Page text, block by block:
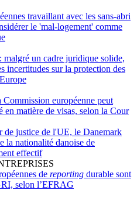
travaillant avec les sans-abri
le 'mal-logement' comme
malgré un cadre juridique solide,
incertitudes sur la protection des
Commission européenne peut
matière de visas, selon la Cour
de justice de l'UE, le Danemark
la nationalité danoise de
effectif
de reporting durable sont
selon l’EFRAG